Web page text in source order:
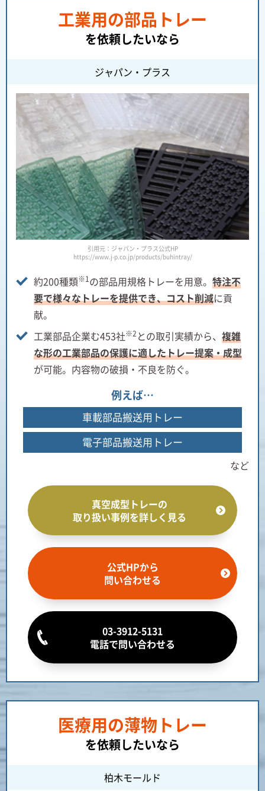
工業用の部品トレー
を依頼したいなら
ジャパン・プラス
引用元：ジャパン・プラス公式HP
https://www.j-p.co.jp/products/buhintray/
約200種類※1の部品用規格トレーを用意。 特注不
要で様々なトレーを提供でき、コスト削減に貢
献。
工業部品企業む453社※2 との取引実績から、 複雑
な形の工業部品の保護に適したトレー提案・成型
が可能。内容物の破損・不良を防ぐ。
例えば…
車載部品搬送用トレー
電子部品搬送用トレー
など
真空成型トレーの
取り扱い事例を詳しく見る
公式HPから
問い合わせる
03-3912-5131
電話で問い合わせる
医療用の薄物トレー
を依頼したいなら
柏木モールド